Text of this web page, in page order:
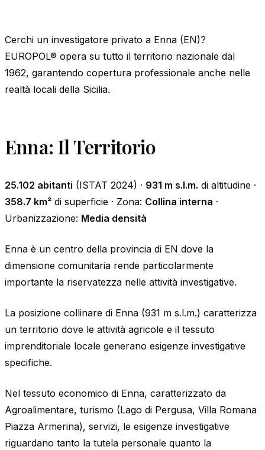
Cerchi un investigatore privato a Enna (EN)?
EUROPOL® opera su tutto il territorio nazionale dal
1962, garantendo copertura professionale anche nelle
realtà locali della Sicilia.
Enna: Il Territorio
25.102 abitanti (ISTAT 2024) · 931 m s.l.m. di altitudine ·
358.7 km² di superficie · Zona: Collina interna ·
Urbanizzazione: Media densità
Enna è un centro della provincia di EN dove la
dimensione comunitaria rende particolarmente
importante la riservatezza nelle attività investigative.
La posizione collinare di Enna (931 m s.l.m.) caratterizza
un territorio dove le attività agricole e il tessuto
imprenditoriale locale generano esigenze investigative
specifiche.
Nel tessuto economico di Enna, caratterizzato da
Agroalimentare, turismo (Lago di Pergusa, Villa Romana
Piazza Armerina), servizi, le esigenze investigative
riguardano tanto la tutela personale quanto la